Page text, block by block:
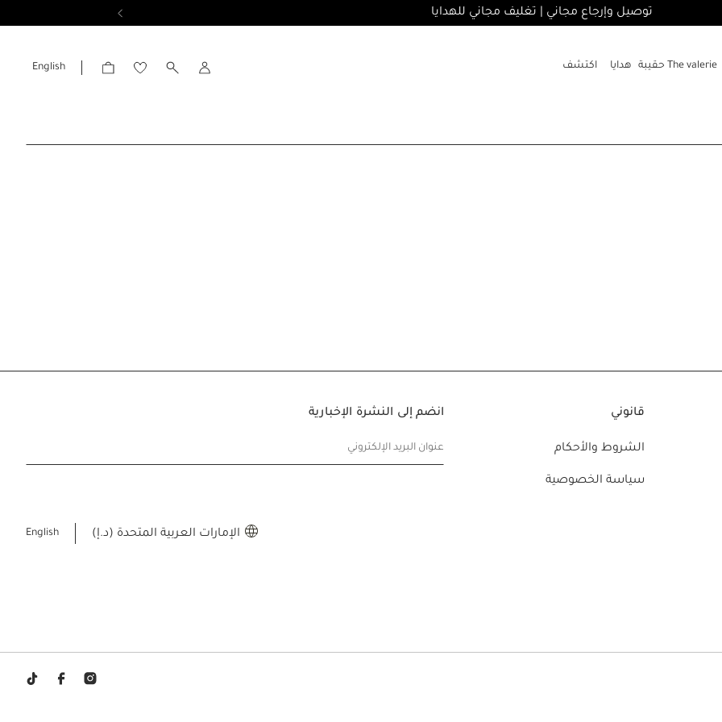
توصيل وإرجاع مجاني | تغليف مجاني للهدايا
The valerie حقيبة هدايا اكتشف
الحساب
English
قانوني
الشروط والأحكام
سياسة الخصوصية
انضم إلى النشرة الإخبارية
عنوان البريد الإلكتروني
الإمارات العربية المتحدة (د.إ) English